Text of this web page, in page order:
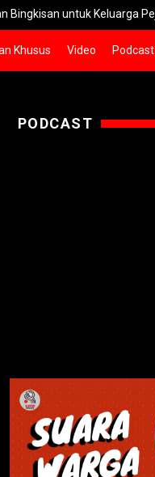
Keluarga Pejuang
Khusus Video Podcast
PODCAST